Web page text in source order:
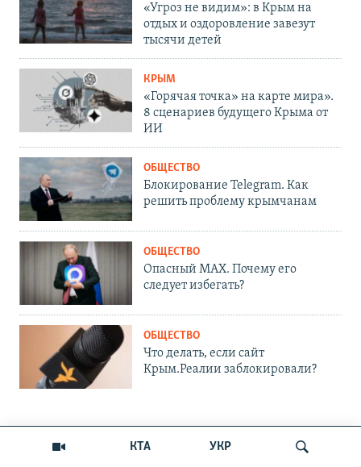
КТА УКР
«Угроз не видим»: в Крым на
отдых и оздоровление завезут
тысячи детей
КРЫМ
«Горячая точка» на карте мира».
8 сценариев будущего Крыма от
ИИ
ОБЩЕСТВО
Блокирование Telegram. Как
решить проблему крымчанам
ОБЩЕСТВО
Опасный MAX. Почему его
следует избегать?
ОБЩЕСТВО
Что делать, если сайт
Крым.Реалии заблокировали?
ПРИСОЕДИНЯЙТЕСЬ!